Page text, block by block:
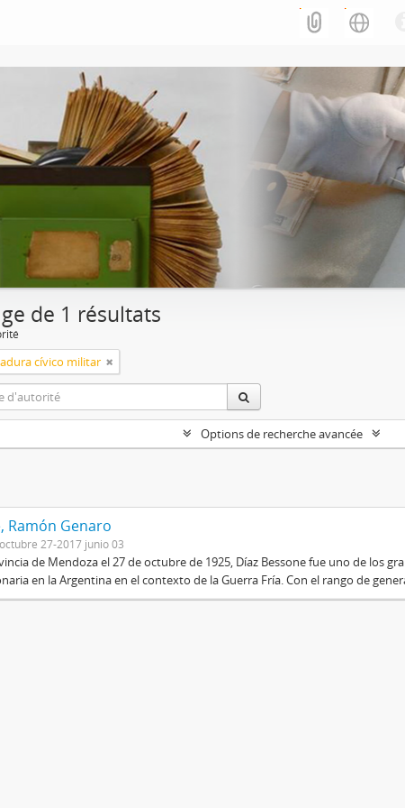
de 1 résultats
cívico militar
Options de recherche avancée
Ramón Genaro
27-2017 junio 03
de Mendoza el 27 de octubre de 1925, Díaz Bessone fue uno de los
en la Argentina en el contexto de la Guerra Fría. Con el rango de